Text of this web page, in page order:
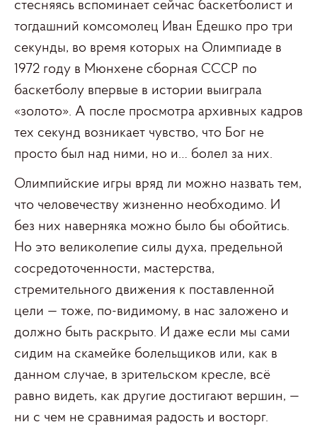
стесняясь вспоминает сейчас баскетболист и
тогдашний комсомолец Иван Едешко про три
секунды, во время которых на Олимпиаде в
1972 году в Мюнхене сборная СССР по
баскетболу впервые в истории выиграла
«золото». А после просмотра архивных кадров
тех секунд возникает чувство, что Бог не
просто был над ними, но и… болел за них.
Олимпийские игры вряд ли можно назвать тем,
что человечеству жизненно необходимо. И
без них наверняка можно было бы обойтись.
Но это великолепие силы духа, предельной
сосредоточенности, мастерства,
стремительного движения к поставленной
цели — тоже, по-видимому, в нас заложено и
должно быть раскрыто. И даже если мы сами
сидим на скамейке болельщиков или, как в
данном случае, в зрительском кресле, всё
равно видеть, как другие достигают вершин, —
ни с чем не сравнимая радость и восторг.